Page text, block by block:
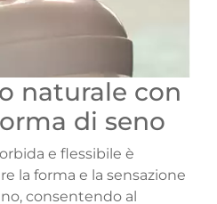
naturale con
di seno
e flessibile è
la forma e la sensazione
consentendo al